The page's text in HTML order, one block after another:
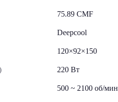
75.89 CMF
Deepcool
120×92×150
220 Вт
500 ~ 2100 об/мин